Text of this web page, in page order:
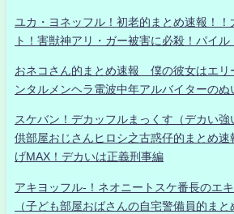
ユカ・ヨネッフル！初老的まとめ速報！！
ト！害獣神アリ・ガー被害に必殺！パイル
おネコさん的まとめ速報 僕の彼女はエリ
ンタルメンヘラ電波中年アルバイターの
スケバン！デカッフルまっくす（デカい
供部屋おじさんヒロシ之古惑仔的まとめ速
げMAX！デカいは正義刑事編
アキヨッフル-！ネオニートスケ番長のエ
（子ども部屋おばさんの自宅警備員的まと